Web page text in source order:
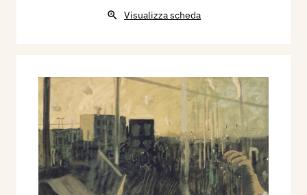
Visualizza scheda